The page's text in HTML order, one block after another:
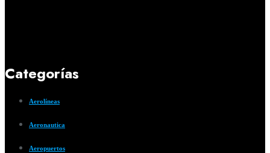
Categorías
Aerolíneas
Aeronautica
Aeropuertos